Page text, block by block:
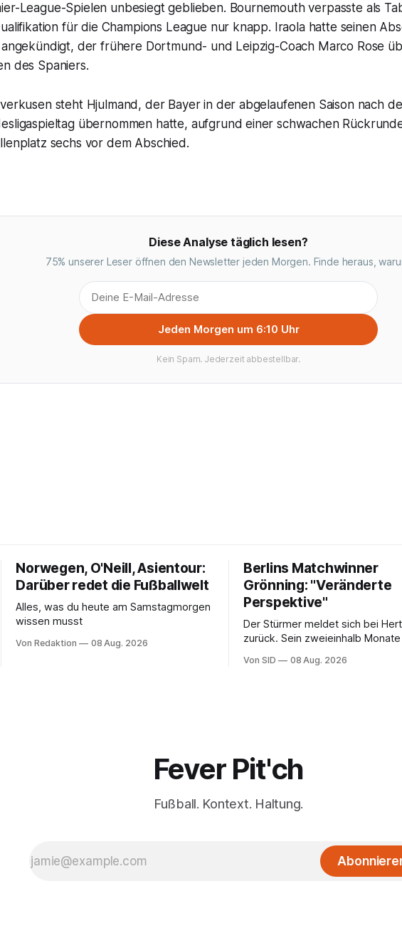
League-Spielen unbesiegt geblieben. Bournemouth verpasste als
für die Champions League nur knapp. Iraola hatte seinen
der frühere Dortmund- und Leipzig-Coach Marco Rose
des Spaniers.
steht Hjulmand, der Bayer in der abgelaufenen Saison nach
übernommen hatte, aufgrund einer schwachen
sechs vor dem Abschied.
Diese Analyse täglich lesen?
75% unserer Leser öffnen den Newsletter jeden Morgen. Finde heraus,
Jeden Morgen um 6:10 Uhr
Kein Spam. Jederzeit abbestellbar.
Norwegen, O'Neill, Asientour:
Darüber redet die Fußballwelt
Alles, was du heute am Samstagmorgen
wissen musst
Von Redaktion 08 Aug. 2026
Berlins Matchwinner
Grönning: "Veränderte
Perspektive"
Der Stürmer meldet sich bei
zurück. Sein zweieinhalb
Von SID 08 Aug. 2026
Fever Pit'ch
Fußball. Kontext. Haltung.